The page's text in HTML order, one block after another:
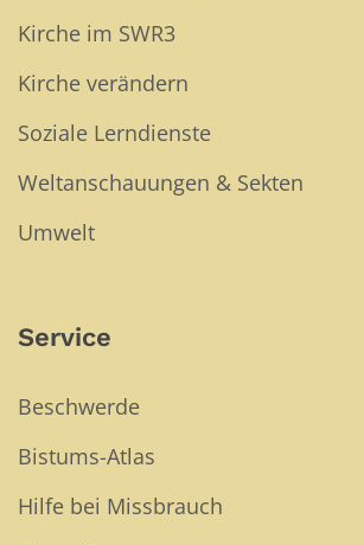
Kirche im SWR3
Kirche verändern
Soziale Lerndienste
Weltanschauungen & Sekten
Umwelt
Service
Beschwerde
Bistums-Atlas
Hilfe bei Missbrauch